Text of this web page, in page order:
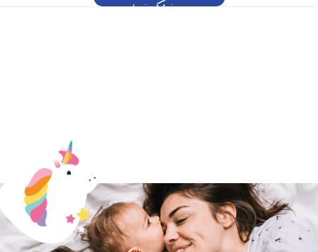
Leia Mais »